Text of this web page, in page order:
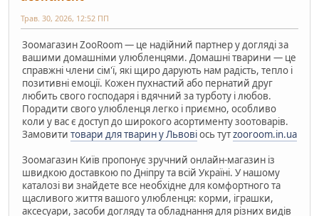
Трав. 30, 2026, 12:52 ПП
Зоомагазин ZooRoom — це надійний партнер у догляді за
вашими домашніми улюбленцями. Домашні тварини — це
справжні члени сім'ї, які щиро дарують нам радість, тепло і
позитивні емоції. Кожен пухнастий або пернатий друг
любить свого господаря і вдячний за турботу і любов.
Порадити свого улюбленця легко і приємно, особливо
коли у вас є доступ до широкого асортименту зоотоварів.
Замовити товари для тварин у Львовіось тутzooroom.in.ua
Зоомагазин Київ пропонує зручний онлайн-магазин із
швидкою доставкою по Дніпру та всій Україні. У нашому
каталозі ви знайдете все необхідне для комфортного та
щасливого життя вашого улюбленця: корми, іграшки,
аксесуари, засоби догляду та обладнання для різних видів